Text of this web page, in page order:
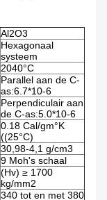
Al2O3
Hexagonaal
systeem
2040°C
Parallel aan de C-
as:6.7*10-6
Perpendiculair aan
de C-as:5.0*10-6
0.18 Cal/gm°K
((25°C)
30,98-4,1 g/cm3
9 Moh's schaal
(Hv) ≥ 1700
kg/mm2
340 tot en met 380